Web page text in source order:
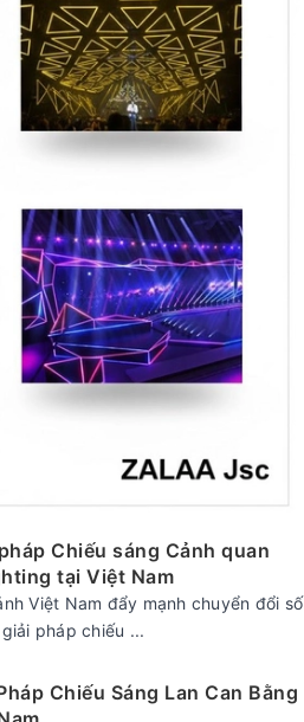
Chiếu sáng Cảnh quan
tại Việt Nam
Việt Nam đẩy mạnh chuyển đổi số
pháp chiếu ...
Chiếu Sáng Lan Can